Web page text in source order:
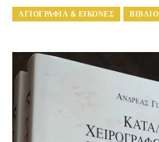
ΑΓΙΟΓΡΑΦΊΑ & ΕΙΚΌΝΕΣ ΒΙΒΛΊΟ